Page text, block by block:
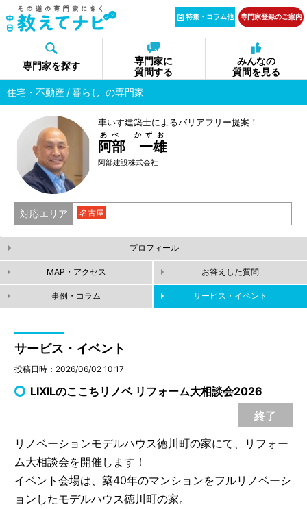
特集・コラム他 専門家登録のご案内
専門家を探す
専門家に
質問する
みんなの
質問を見る
住宅・不動産
暮らし の専門家
車いす建築士によるバリアフリー提案！
阿部 一雄
あべ かずお
阿部建設株式会社
対応エリア 名古屋
プロフィール
MAP・アクセス お答えした質問
事例・コラム サービス・イベント
サービス・イベント
投稿日時：2026/06/02 10:17
LIXILのここちリノベ リフォーム大相談会2026
終了
リノベーションモデルハウス徳川町の家にて、リフォー
ム大相談会を開催します！
イベント会場は、築40年のマンションをフルリノベーシ
ョンしたモデルハウス徳川町の家。